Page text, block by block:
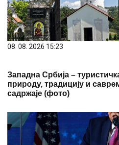
08. 08. 2026 15:23
Западна Србија –
природу, традицију и
садржаје (фото)